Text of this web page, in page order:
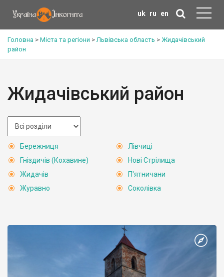
uk ru en
Головна > Міста та регіони >Львівська область > Жидачівський
район
Жидачівський район
Бережниця
Гніздичів (Кохавине)
Жидачів
Журавно
Лівчиці
Нові Стрілища
П'ятничани
Соколівка